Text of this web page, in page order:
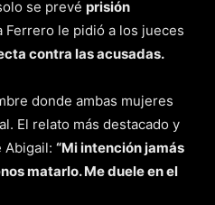
se prevé prisión
Ferrero le pidió a los jueces
contra las acusadas.
donde ambas mujeres
El relato más destacado y
Abigail: “Mi intención jamás
matarlo. Me duele en el